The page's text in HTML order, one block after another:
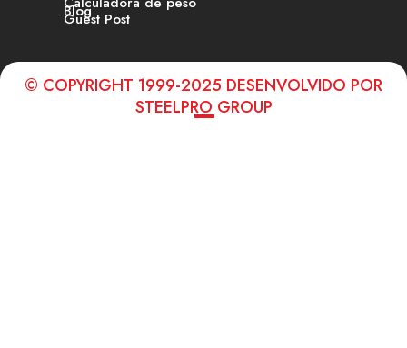
Blog
Guest Post
© COPYRIGHT 1999-2025 DESENVOLVIDO POR
STEELPRO GROUP